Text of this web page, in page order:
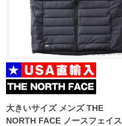
大きいサイズ メンズ THE
NORTH FACE ノースフェイス